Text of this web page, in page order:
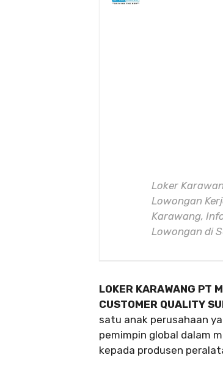
Loker
Lowongan
Karawang,
Lowongan di
LOKER KARAWANG PT
CUSTOMER QUALITY
satu anak perusahaan
pemimpin global dalam
kepada produsen